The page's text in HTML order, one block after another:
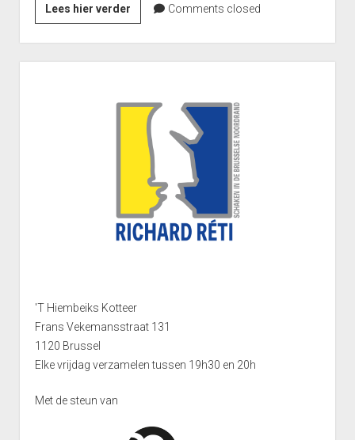
Lees hier verderGoed
begonnen
is
half
Comments closed
'T Hiembeiks Kotteer
Frans Vekemansstraat 131
1120 Brussel
Elke vrijdag verzamelen tussen 19h30 en 20h
Met de steun van